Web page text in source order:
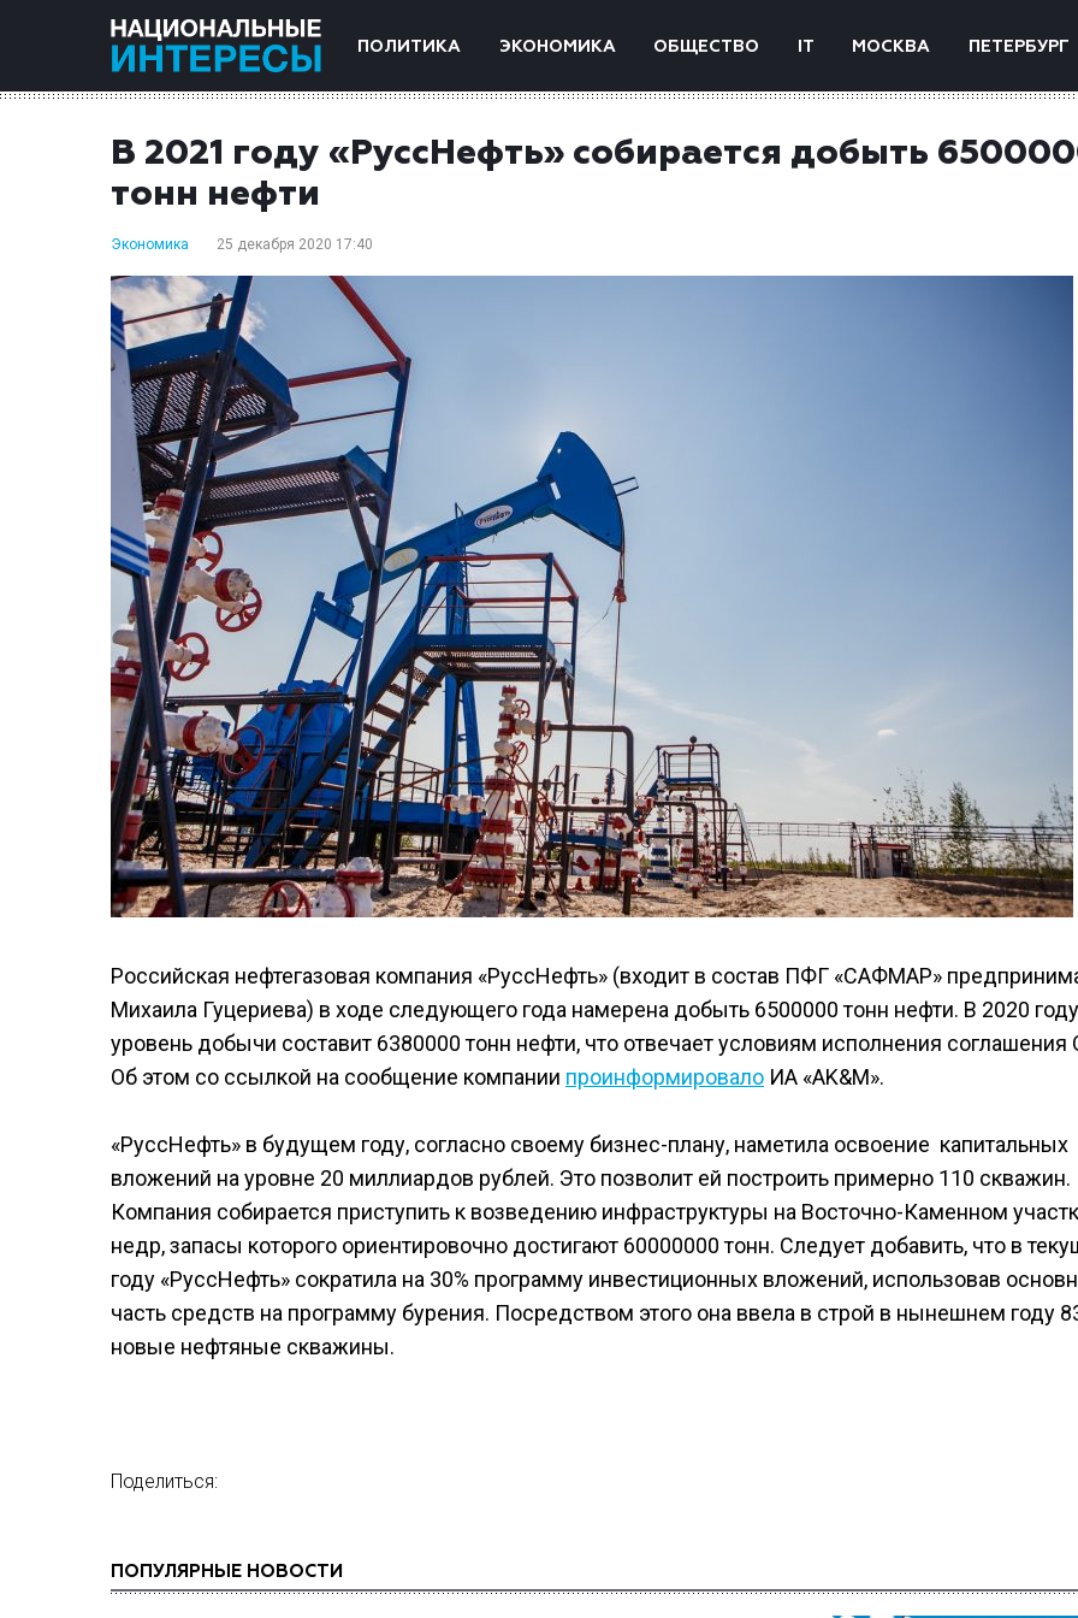
ПОЛИТИКА ЭКОНОМИКА ОБЩЕСТВО IT МОСКВА ПЕТЕРБУРГ
В 2021 году «РуссНефть» собирается добыть
тонн нефти
Экономика 25 декабря 2020 17:40
Российская нефтегазовая компания «РуссНефть» (входит в состав ПФГ «САФМАР»
Михаила Гуцериева) в ходе следующего года намерена добыть 6500000 тонн нефти. В 2020
уровень добычи составит 6380000 тонн нефти, что отвечает условиям исполнения
Об этом со ссылкой на сообщение компании проинформировало ИА «AK&M».
«РуссНефть» в будущем году, согласно своему бизнес-плану, наметила освоение капитальных
вложений на уровне 20 миллиардов рублей. Это позволит ей построить примерно 110 скважин.
Компания собирается приступить к возведению инфраструктуры на Восточно-Каменном
недр, запасы которого ориентировочно достигают 60000000 тонн. Следует добавить, что в
году «РуссНефть» сократила на 30% программу инвестиционных вложений, использовав
часть средств на программу бурения. Посредством этого она ввела в строй в нынешнем году
новые нефтяные скважины.
Поделиться:
ПОПУЛЯРНЫЕ НОВОСТИ